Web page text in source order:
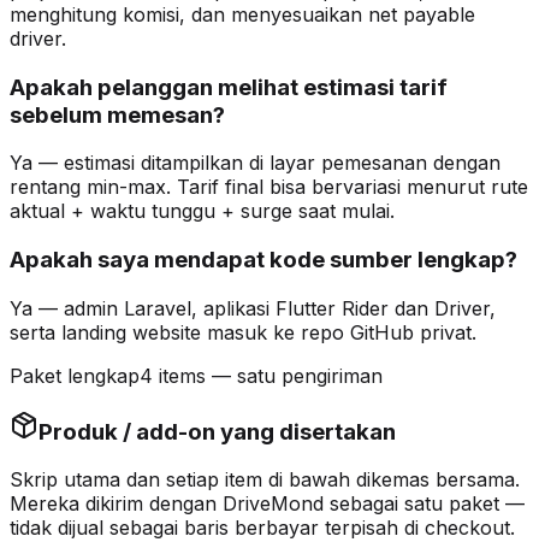
menghitung komisi, dan menyesuaikan net payable
driver.
Apakah pelanggan melihat estimasi tarif
sebelum memesan?
Ya — estimasi ditampilkan di layar pemesanan dengan
rentang min-max. Tarif final bisa bervariasi menurut rute
aktual + waktu tunggu + surge saat mulai.
Apakah saya mendapat kode sumber lengkap?
Ya — admin Laravel, aplikasi Flutter Rider dan Driver,
serta landing website masuk ke repo GitHub privat.
Paket lengkap4 items — satu pengiriman
Produk / add-on yang disertakan
Skrip utama dan setiap item di bawah dikemas bersama.
Mereka dikirim dengan DriveMond sebagai satu paket —
tidak dijual sebagai baris berbayar terpisah di checkout.